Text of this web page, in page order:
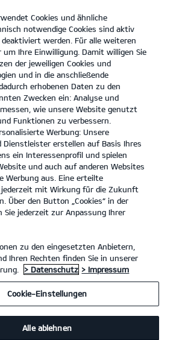
KONTAKT
Cookies und ähnliche
notwendige Cookies sind aktiv
werden. Für alle weiteren
Ihre Einwilligung. Damit willigen Sie
der jeweiligen Cookies und
und in die anschließende
erhobenen Daten zu den
Zwecken ein: Analyse und
wie unsere Website genutzt
Funktionen zu verbessern.
Werbung: Unsere
Dienstleister erstellen auf Basis Ihres
ein Interessenprofil und spielen
und auch auf anderen Websites
Werbung aus. Eine erteilte
jederzeit mit Wirkung für die Zukunft
Über den Button „Cookies“ in der
Sie jederzeit zur Anpassung Ihrer
zu den eingesetzten Anbietern,
Ihren Rechten finden Sie in unserer
> Datenschutz > Impressum
Cookie-Einstellungen
Alle ablehnen